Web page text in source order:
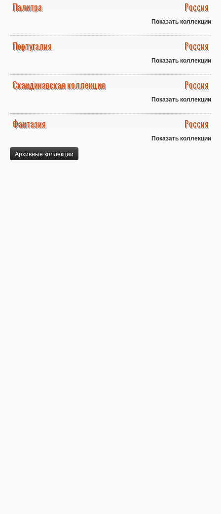
Палитра Россия
Показать коллекции
Португалия Россия
Показать коллекции
Скандинавская коллекция Россия
Показать коллекции
Фантазия Россия
Показать коллекции
Архивные коллекции